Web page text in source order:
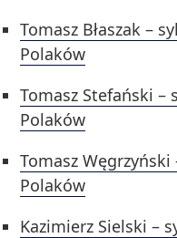
Tomasz Błaszak –
Polaków
Tomasz Stefański –
Polaków
Tomasz
Polaków
Kazimierz Sielski –